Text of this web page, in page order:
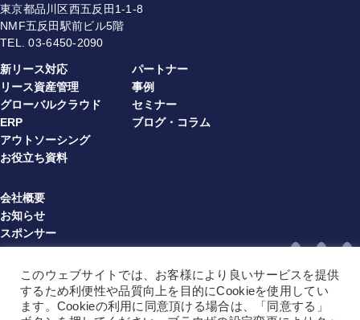
東京都品川区西五反田1-1-8
NMF五反田駅前ビル5階
TEL.03-6450-2090
新リース対応
リース資産管理
グローバルクラウド
ERP
アウトソーシング
お役立ち資料
パートナー
事例
セミナー
ブログ・コラム
会社概要
お知らせ
スポンサー
情報セキュリティ方針
利用規約（multibook）（JA）
利用規約（multibook）（EN）
このウェブサイトでは、お客様により良いサービスを提供
するため利便性や品質向上を目的にCookieを使用してい
ます。Cookieの利用に同意頂ける場合は、「同意する」